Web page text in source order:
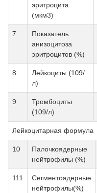
эритроцита
(мкм3)
7
Показатель
анизоцитоза
эритроцитов (%)
8
Лейкоциты (109/
л)
9
Тромбоциты
(109/л)
Лейкоцитарная формула
10
Палочкоядерные
нейтрофилы (%)
111
Сегментоядерные
нейтрофилы(%)